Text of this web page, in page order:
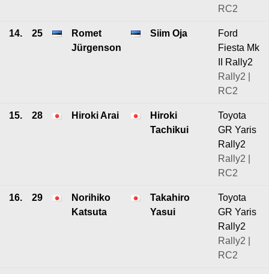
RC2
14. 25
Romet
Jürgenson
Siim Oja
Ford
Fiesta Mk
II Rally2
Rally2 |
RC2
15. 28 Hiroki Arai
Hiroki
Tachikui
Toyota
GR Yaris
Rally2
Rally2 |
RC2
16. 29
Norihiko
Katsuta
Takahiro
Yasui
Toyota
GR Yaris
Rally2
Rally2 |
RC2